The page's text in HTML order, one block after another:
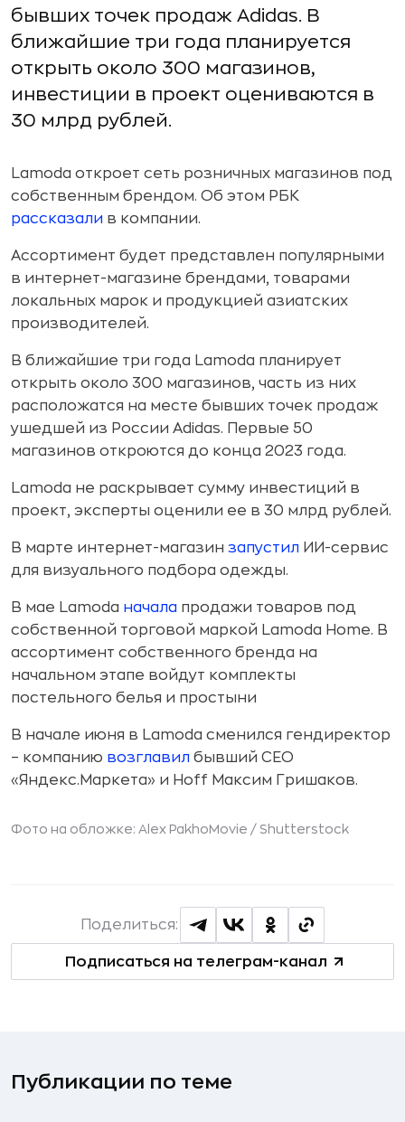
бывших точек продаж Adidas. В
ближайшие три года планируется
открыть около 300 магазинов,
инвестиции в проект оцениваются в
30 млрд рублей.
Lamoda откроет сеть розничных магазинов под
собственным брендом. Об этом РБК
рассказали в компании.
Ассортимент будет представлен популярными
в интернет-магазине брендами, товарами
локальных марок и продукцией азиатских
производителей.
В ближайшие три года Lamoda планирует
открыть около 300 магазинов, часть из них
расположатся на месте бывших точек продаж
ушедшей из России Adidas. Первые 50
магазинов откроются до конца 2023 года.
Lamoda не раскрывает сумму инвестиций в
проект, эксперты оценили ее в 30 млрд рублей.
В марте интернет-магазин запустил ИИ-сервис
для визуального подбора одежды.
В мае Lamoda начала продажи товаров под
собственной торговой маркой Lamoda Home. В
ассортимент собственного бренда на
начальном этапе войдут комплекты
постельного белья и простыни
В начале июня в Lamoda сменился гендиректор
– компанию возглавил бывший CEO
«Яндекс.Маркета» и Hoff Максим Гришаков.
Фото на обложке: Alex PakhoMovie / Shutterstock
Подписаться на телеграм-канал
Поделиться:
Публикации по теме